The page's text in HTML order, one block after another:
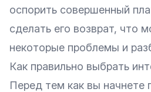
оспорить совершенный
сделать его возврат, что
некоторые проблемы и
Как правильно выбрать
Перед тем как вы начнете